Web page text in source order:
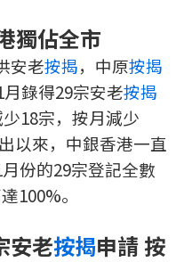
獨佔全市
安老按揭，中原按揭
錄得29宗安老按揭
18宗，按月減少
以來，中銀香港一直
份的29宗登記全數
100%。
安老按揭申請 按